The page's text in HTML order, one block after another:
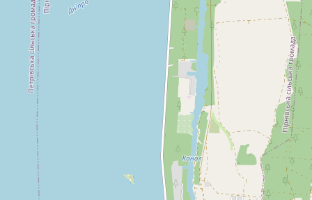
того, він керував напрямом послуг глобальних
транзакцій у SEB Bank (міжнародні ринки та Швеція). З 20
січня 2025 року Мікаель Бьоркнерт офіційно приступає до
виконання обовʼязків на посаді голови правління
Приватбанку. Заступники Голови правління: Антон
Разумний: з питань комплаєнсу (з листопада 2022 р.)
Марюс Качмарек: з IT та операційних питань (з 2019 р.)
Євген Заіграєв: з питань корпоративних клієнтів, малого і
середнього бізнесу (з 2022 р.) Дмитро Мусієнко: з питань
роздрібного бізнесу (з вересня 2022 р.) Солвіта Деглава:
з питань реструктуризації та відновлення непрацюючих і
токсичних активів (з 2023 р.) Лариса Чернишова: з питань